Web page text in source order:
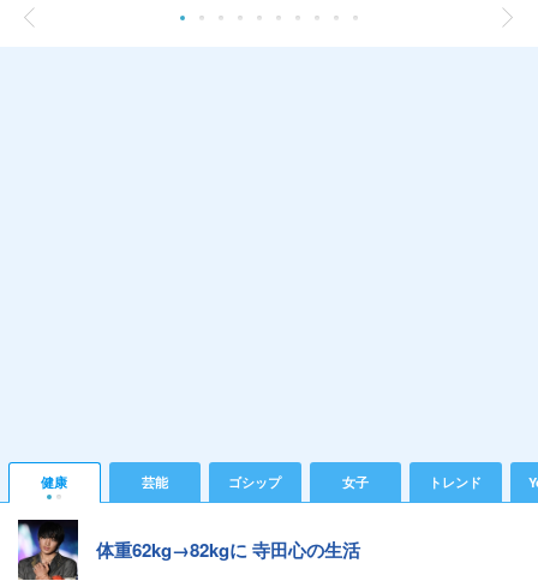
健康 芸能 ゴシップ 女子 トレンド
体重62kg→82kgに 寺田心の生活